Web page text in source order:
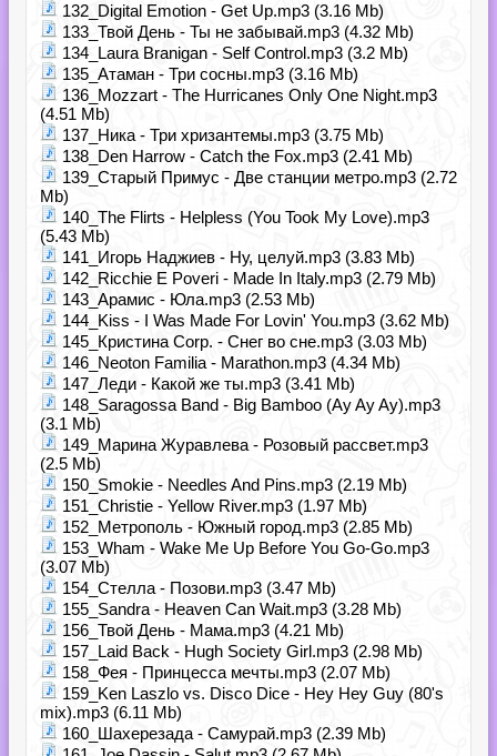
132_Digital Emotion - Get Up.mp3 (3.16 Mb)
133_Твой День - Ты не забывай.mp3 (4.32 Mb)
134_Laura Branigan - Self Control.mp3 (3.2 Mb)
135_Атаман - Три сосны.mp3 (3.16 Mb)
136_Mozzart - The Hurricanes Only One Night.mp3
(4.51 Mb)
137_Ника - Три хризантемы.mp3 (3.75 Mb)
138_Den Harrow - Catch the Fox.mp3 (2.41 Mb)
139_Старый Примус - Две станции метро.mp3 (2.72
Mb)
140_The Flirts - Helpless (You Took My Love).mp3
(5.43 Mb)
141_Игорь Наджиев - Ну, целуй.mp3 (3.83 Mb)
142_Ricchie E Poveri - Made In Italy.mp3 (2.79 Mb)
143_Арамис - Юла.mp3 (2.53 Mb)
144_Kiss - I Was Made For Lovin' You.mp3 (3.62 Mb)
145_Кристина Corp. - Снег во сне.mp3 (3.03 Mb)
146_Neoton Familia - Marathon.mp3 (4.34 Mb)
147_Леди - Какой же ты.mp3 (3.41 Mb)
148_Saragossa Band - Big Bamboo (Ay Ay Ay).mp3
(3.1 Mb)
149_Марина Журавлева - Розовый рассвет.mp3
(2.5 Mb)
150_Smokie - Needles And Pins.mp3 (2.19 Mb)
151_Christie - Yellow River.mp3 (1.97 Mb)
152_Метрополь - Южный город.mp3 (2.85 Mb)
153_Wham - Wake Me Up Before You Go-Go.mp3
(3.07 Mb)
154_Стелла - Позови.mp3 (3.47 Mb)
155_Sandra - Heaven Can Wait.mp3 (3.28 Mb)
156_Твой День - Мама.mp3 (4.21 Mb)
157_Laid Back - Hugh Society Girl.mp3 (2.98 Mb)
158_Фея - Принцесса мечты.mp3 (2.07 Mb)
159_Ken Laszlo vs. Disco Dice - Hey Hey Guy (80's
mix).mp3 (6.11 Mb)
160_Шахерезада - Самурай.mp3 (2.39 Mb)